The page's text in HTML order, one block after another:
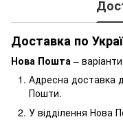
Доставка по
Нова Пошта –
Адресна доставка
Пошти.
У відділення Нова